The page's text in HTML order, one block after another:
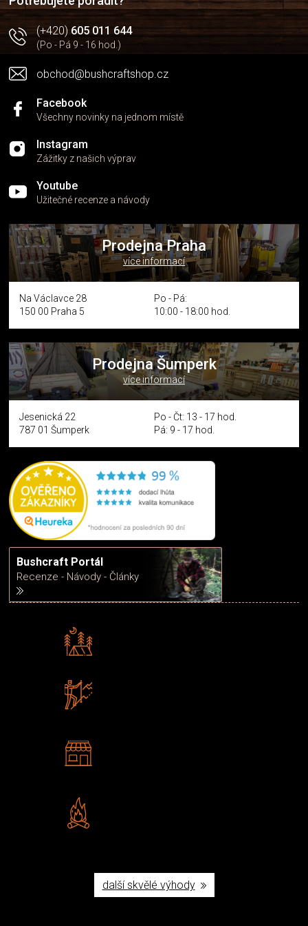
(+420)605 011 644
(Po - Pá 9 - 16 hod.)
obchod@bushcraftshop.cz
Facebook
Všechny novinky na jednom místě
Instagram
Zážitky z našich výprav
Youtube
Užitečné recenze a návody
Prodejna Praha
více informací
Na Václavce 28
150 00 Praha 5
Po - Pá:
10:00 - 18:00 hod.
Prodejna Šumperk
více informací
Jesenická 22
787 01 Šumperk
Po - Čt: 13 - 17 hod.
Pá: 9 - 17 hod.
Bushcraft Portál
Recenze - Návody - Články
další skvělé výhody